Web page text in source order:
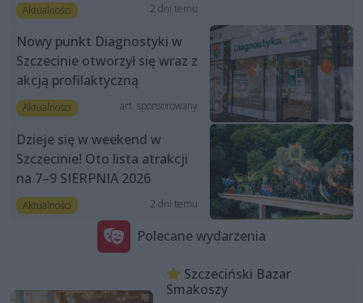
Aktualności 2 dni temu
Nowy punkt Diagnostyki w
Szczecinie otworzył się wraz z
akcją profilaktyczną
Aktualności art. sponsorowany
Dzieje się w weekend w
Szczecinie! Oto lista atrakcji
na 7–9 SIERPNIA 2026
Aktualności 2 dni temu
Polecane wydarzenia
Szczeciński Bazar
Smakoszy